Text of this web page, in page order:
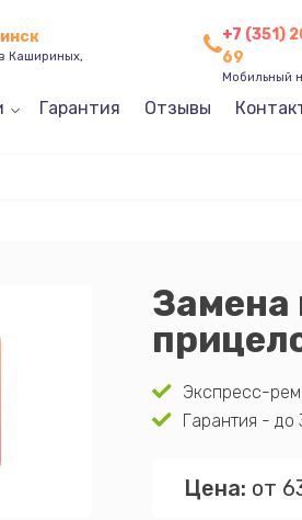
Кашириных,
+7 (351)
69
Мобильный
Гарантия Отзывы
Замена
Экспресс-
Гарантия - до
Цена: от